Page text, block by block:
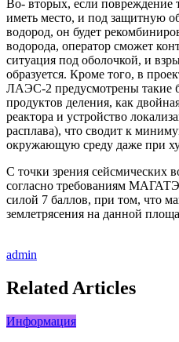
Во- вторых, если повреждение
иметь место, и под защитную
водород, он будет
водорода, оператор сможет
ситуация под оболочкой, и
образуется. Кроме того, в
ЛАЭС-2 предусмотрены такие
продуктов деления, как
реактора и устройство
расплава), что сводит к
окружающую среду даже при
С точки зрения сейсмических
согласно требованиям
силой 7 баллов, при том, что
землетрясения на данной
admin
Related Articles
Информация